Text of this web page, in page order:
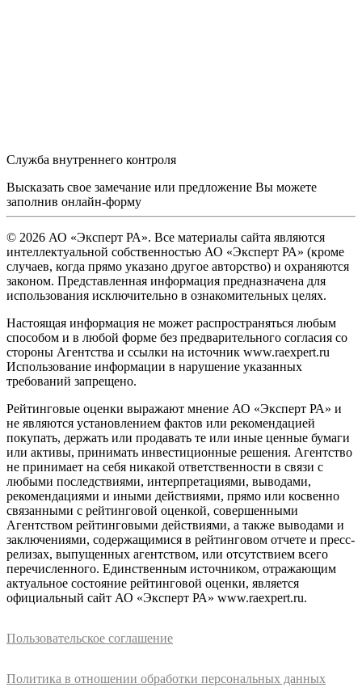
Служба внутреннего контроля
Высказать свое замечание или предложение Вы можете
заполнив онлайн-форму
© 2026 АО «Эксперт РА». Все материалы сайта являются
интеллектуальной собственностью АО «Эксперт РА» (кроме
случаев, когда прямо указано другое авторство) и охраняются
законом. Представленная информация предназначена для
использования исключительно в ознакомительных целях.
Настоящая информация не может распространяться любым
способом и в любой форме без предварительного согласия со
стороны Агентства и ссылки на источник www.raexpert.ru
Использование информации в нарушение указанных
требований запрещено.
Рейтинговые оценки выражают мнение АО «Эксперт РА» и
не являются установлением фактов или рекомендацией
покупать, держать или продавать те или иные ценные бумаги
или активы, принимать инвестиционные решения. Агентство
не принимает на себя никакой ответственности в связи с
любыми последствиями, интерпретациями, выводами,
рекомендациями и иными действиями, прямо или косвенно
связанными с рейтинговой оценкой, совершенными
Агентством рейтинговыми действиями, а также выводами и
заключениями, содержащимися в рейтинговом отчете и пресс-
релизах, выпущенных агентством, или отсутствием всего
перечисленного. Единственным источником, отражающим
актуальное состояние рейтинговой оценки, является
официальный сайт АО «Эксперт РА» www.raexpert.ru.
Пользовательское соглашение
Политика в отношении обработки персональных данных